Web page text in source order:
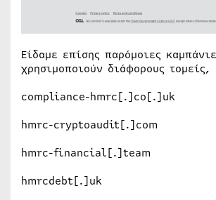
Είδαμε επίσης παρόμοιες
χρησιμοποιούν διάφορους
compliance-hmrc[.]co[.]uk
hmrc-cryptoaudit[.]com
hmrc-financial[.]team
hmrcdebt[.]uk